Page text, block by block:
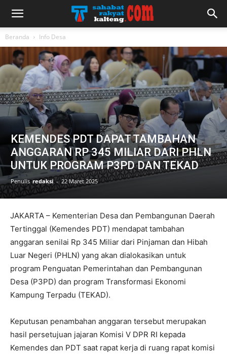
Beranda Info Desa
KEMENDES PDT DAPAT TAMBAHAN
ANGGARAN RP 345 MILIAR DARI PHLN
UNTUK PROGRAM P3PD DAN TEKAD
Penulis redaksi - 22 Maret 2025
JAKARTA – Kementerian Desa dan Pembangunan Daerah
Tertinggal (Kemendes PDT) mendapat tambahan
anggaran senilai Rp 345 Miliar dari Pinjaman dan Hibah
Luar Negeri (PHLN) yang akan dialokasikan untuk
program Penguatan Pemerintahan dan Pembangunan
Desa (P3PD) dan program Transformasi Ekonomi
Kampung Terpadu (TEKAD).
Keputusan penambahan anggaran tersebut merupakan
hasil persetujuan jajaran Komisi V DPR RI kepada
Kemendes dan PDT saat rapat kerja di ruang rapat komisi